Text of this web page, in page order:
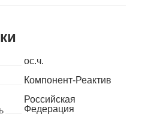
ос.ч.
Компонент-Реактив
Российская
Федерация